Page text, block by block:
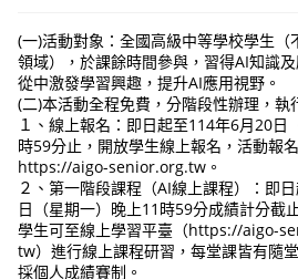
(一)活動對象：全國高級中等學校學生（
領域），於課餘時間參與，習得AI知識
從中激發學習興趣，提升AI應用視野。
(二)本活動全程免費，分階段性辦理，執
１、線上報名：即日起至114年6月20日
時59分止，開放學生線上報名，活動報名
https://aigo-senior.org.tw。
２、第一階段課程（AI線上課程）：即
日（星期一）晚上11時59分成績計分截
學生可至線上學習平臺（https://aigo-
tw）進行線上課程研習，每堂課皆有隨
採個人成績賽制。